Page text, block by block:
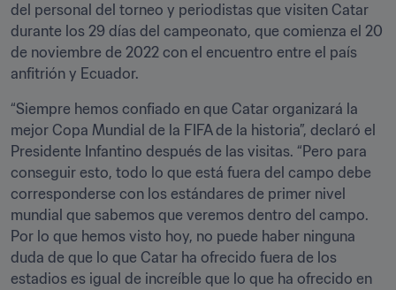
del personal del torneo y periodistas que visiten Catar
durante los 29 días del campeonato, que comienza el 20
de noviembre de 2022 con el encuentro entre el país
anfitrión y Ecuador.
“Siempre hemos confiado en que Catar organizará la
mejor Copa Mundial de la FIFA de la historia”, declaró el
Presidente Infantino después de las visitas. “Pero para
conseguir esto, todo lo que está fuera del campo debe
corresponderse con los estándares de primer nivel
mundial que sabemos que veremos dentro del campo.
Por lo que hemos visto hoy, no puede haber ninguna
duda de que lo que Catar ha ofrecido fuera de los
estadios es igual de increíble que lo que ha ofrecido en